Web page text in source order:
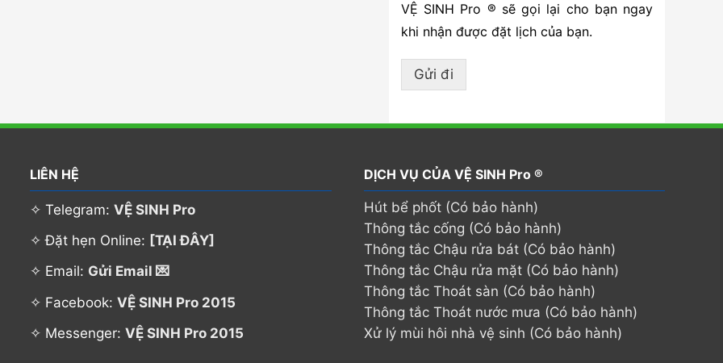
VỆ SINH Pro ® sẽ gọi lại cho bạn ngay
khi nhận được đặt lịch của bạn.
Gửi đi
LIÊN HỆ
✧ Telegram:VỆ SINH Pro
✧ Đặt hẹn Online: [TẠI ĐÂY]
✧ Email: Gửi Email 💌
✧ Facebook:VỆ SINH Pro 2015
✧ Messenger:VỆ SINH Pro 2015
DỊCH VỤ CỦA VỆ SINH Pro ®
Hút bể phốt (Có bảo hành)
Thông tắc cống (Có bảo hành)
Thông tắc Chậu rửa bát (Có bảo hành)
Thông tắc Chậu rửa mặt (Có bảo hành)
Thông tắc Thoát sàn (Có bảo hành)
Thông tắc Thoát nước mưa (Có bảo hành)
Xử lý mùi hôi nhà vệ sinh (Có bảo hành)